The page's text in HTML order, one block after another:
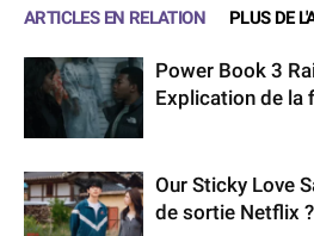
ARTICLES EN RELATION PLUS DE
Power Book 3
Explication de la
Our Sticky Love
de sortie Netflix ?